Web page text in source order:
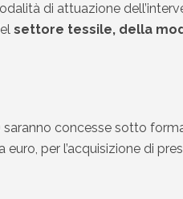
di attuazione
settore tessile, della
saranno concesse sotto
per l’acquisizione di